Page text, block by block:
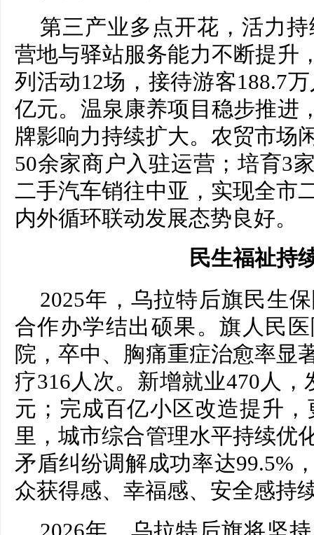
第三产业多点开花，活力持
营地与驿站服务能力不断提升
列活动12场，接待游客188.7
亿元。温泉康养项目稳步推进
牌影响力持续扩大。农贸市场
50余家商户入驻运营；培育3
二手汽车销往中亚，实现全市
内外循环联动发展态势良好。
民生福祉持
2025年，乌拉特后旗民生
合作办学结出硕果。旗人民
院，卒中、胸痛重症治愈率显
疗316人次。新增就业470人
元；完成百亿小区改造提升
里，城市综合管理水平持续优
矛盾纠纷调解成功率达99.5%
众获得感、幸福感、安全感持